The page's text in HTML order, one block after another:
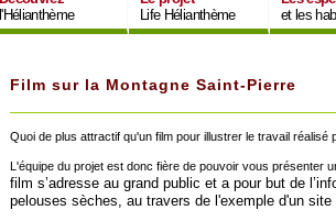
l'Hélianthème
Life Hélianthème
et les
Film sur la Montagne Saint-Pierre
Quoi de plus attractif qu'un film pour illustrer le travail réalisé
L'équipe du projet est donc fière de pouvoir vous présenter
film s’adresse au grand public et a pour but de
pelouses sèches, au travers de l'exemple d'un